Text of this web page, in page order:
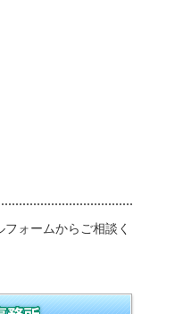
ォームからご相談く